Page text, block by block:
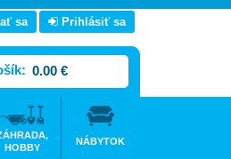
sa Prihlásiť sa
0.00 €
HOBBY
NÁBYTOK